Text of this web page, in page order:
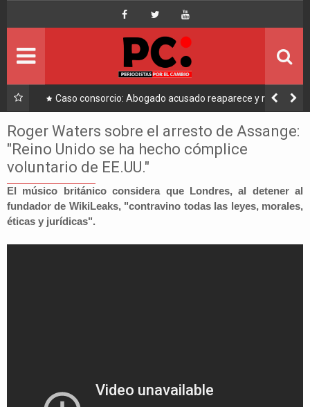
Caso consorcio: Abogado acusado reaparece y ratifica
su denuncia contra Coaquira
Roger Waters sobre el arresto de Assange:
"Reino Unido se ha hecho cómplice
voluntario de EE.UU."
El músico británico considera que Londres, al detener al
fundador de WikiLeaks, "contravino todas las leyes, morales,
éticas y jurídicas".
Portada
Ultimo
Economía
Mundo
Nacional